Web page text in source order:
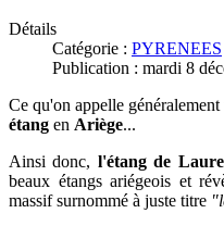
Détails
Catégorie : PYRENEES
Publication : mardi 8
Ce qu'on appelle généralement
étang en Ariège...
Ainsi donc, l'étang de
beaux étangs ariégeois et
massif surnommé à juste titre